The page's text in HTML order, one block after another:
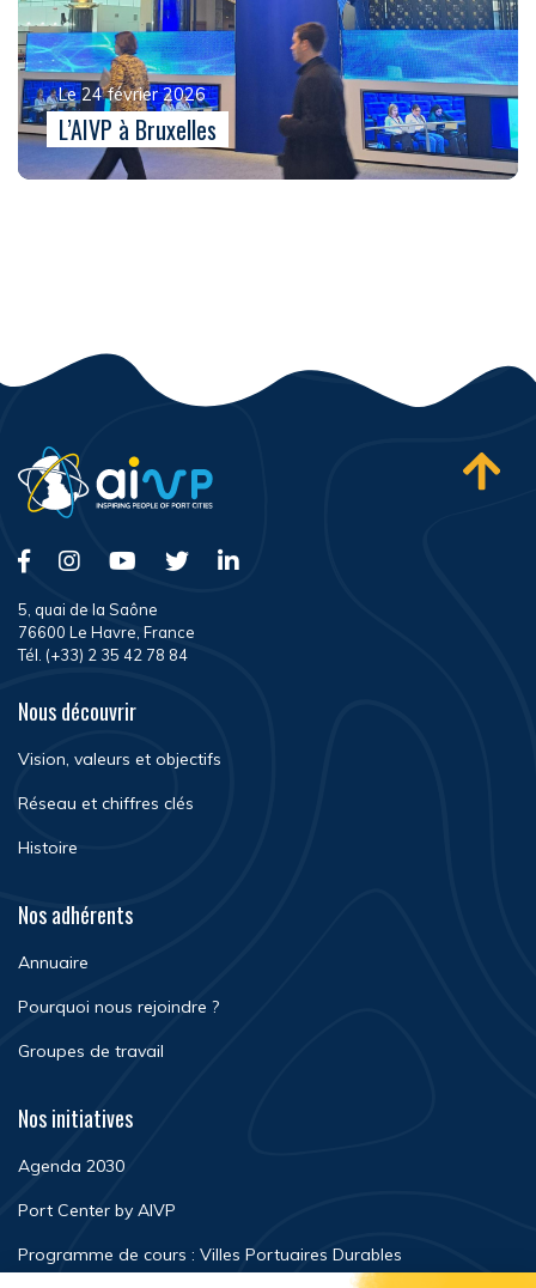
Le 24 février 2026
L’AIVP à Bruxelles
5, quai de la Saône
76600 Le Havre, France
Tél. (+33) 2 35 42 78 84
Nous découvrir
Vision, valeurs et objectifs
Réseau et chiffres clés
Histoire
Nos adhérents
Annuaire
Pourquoi nous rejoindre ?
Groupes de travail
Nos initiatives
Agenda 2030
Port Center by AIVP
Programme de cours : Villes Portuaires Durables